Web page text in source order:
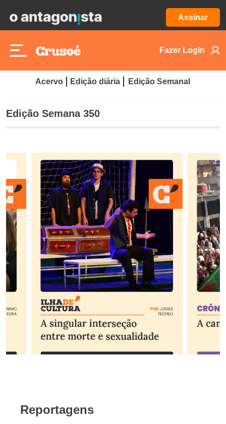
Assinar
Fazer Login
Acervo Edição diária Edição Semanal
Edição Semana 350
Reportagens